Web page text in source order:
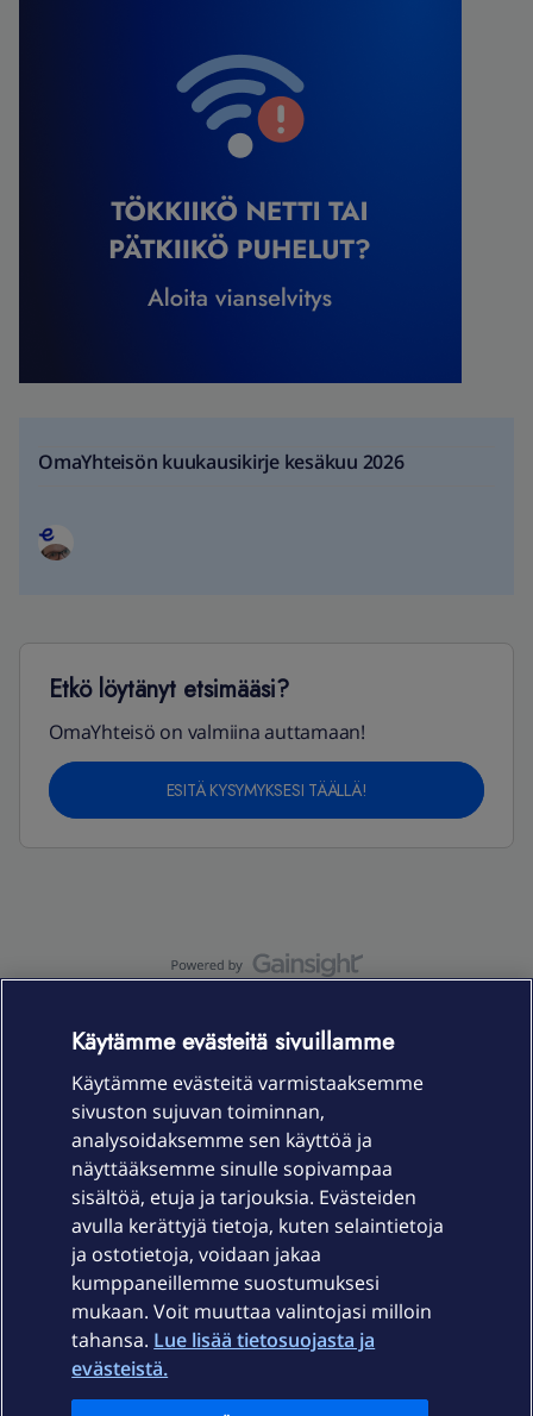
OmaYhteisön kuukausikirje kesäkuu 2026
Etkö löytänyt etsimääsi?
OmaYhteisö on valmiina auttamaan!
ESITÄ KYSYMYKSESI TÄÄLLÄ!
Laitteet & liittymät
Palvelut
Ajankohtaista
Käytämme evästeitä sivuillamme
Käytämme evästeitä varmistaaksemme
sivuston sujuvan toiminnan,
analysoidaksemme sen käyttöä ja
näyttääksemme sinulle sopivampaa
sisältöä, etuja ja tarjouksia. Evästeiden
avulla kerättyjä tietoja, kuten selaintietoja
ja ostotietoja, voidaan jakaa
kumppaneillemme suostumuksesi
mukaan. Voit muuttaa valintojasi milloin
tahansa. Lue lisää tietosuojasta ja
evästeistä.